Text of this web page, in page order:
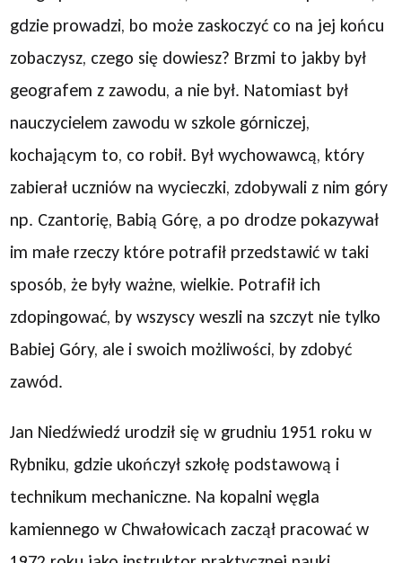
gdzie prowadzi, bo może zaskoczyć co na jej końcu
zobaczysz, czego się dowiesz? Brzmi to jakby był
geografem z zawodu, a nie był. Natomiast był
nauczycielem zawodu w szkole górniczej,
kochającym to, co robił. Był wychowawcą, który
zabierał uczniów na wycieczki, zdobywali z nim góry
np. Czantorię, Babią Górę, a po drodze pokazywał
im małe rzeczy które potrafił przedstawić w taki
sposób, że były ważne, wielkie. Potrafił ich
zdopingować, by wszyscy weszli na szczyt nie tylko
Babiej Góry, ale i swoich możliwości, by zdobyć
zawód.
Jan Niedźwiedź urodził się w grudniu 1951 roku w
Rybniku, gdzie ukończył szkołę podstawową i
technikum mechaniczne. Na kopalni węgla
kamiennego w Chwałowicach zaczął pracować w